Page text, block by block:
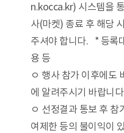
n.kocca.kr) 시스템을
사(마켓) 종료 후 해당
주셔야 합니다. * 등록
용 등
ㅇ 행사 참가 이후에도
에 알려주시기 바랍니
ㅇ 선정결과 통보 후 참
여제한 등의 불이익이